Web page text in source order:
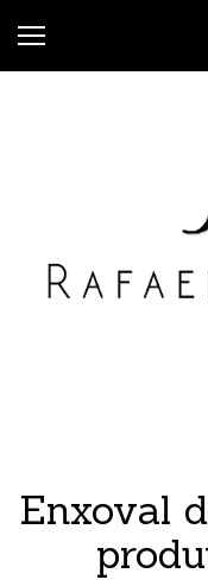
Enxoval